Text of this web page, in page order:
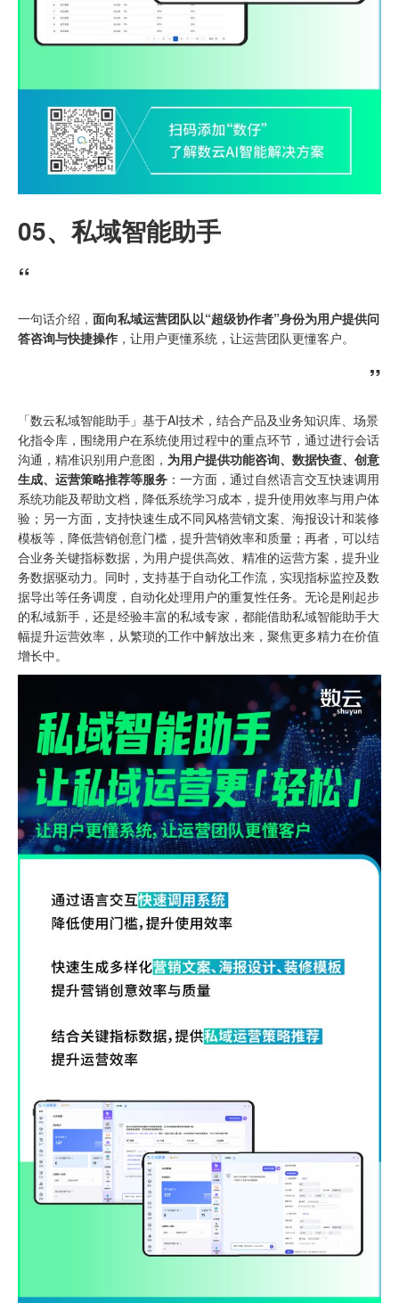
05、 私域智能助手
“
一句话介绍， 面向私域运营团队以“超级协作者”身份为用户提供问
答咨询与快捷操作 ，让用户更懂系统，让运营团队更懂客户。
”
「数云私域智能助手」基于AI技术，结合产品及业务知识库、场景
化指令库，围绕用户在系统使用过程中的重点环节，通过进行会话
沟通，精准识别用户意图， 为用户提供功能咨询、数据快查、创意
生成、运营策略推荐等服务 ：一方面，通过自然语言交互快速调用
系统功能及帮助文档，降低系统学习成本，提升使用效率与用户体
验；另一方面，支持快速生成不同风格营销文案、海报设计和装修
模板等，降低营销创意门槛，提升营销效率和质量；再者，可以结
合业务关键指标数据，为用户提供高效、精准的运营方案，提升业
务数据驱动力。同时，支持基于自动化工作流，实现指标监控及数
据导出等任务调度，自动化处理用户的重复性任务。无论是刚起步
的私域新手，还是经验丰富的私域专家，都能借助私域智能助手大
幅提升运营效率，从繁琐的工作中解放出来，聚焦更多精力在价值
增长中。